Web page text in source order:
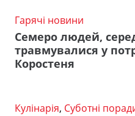
Гарячі новини
Семеро людей,
травмувалися у
Коростеня
Кулінарія, Суботні